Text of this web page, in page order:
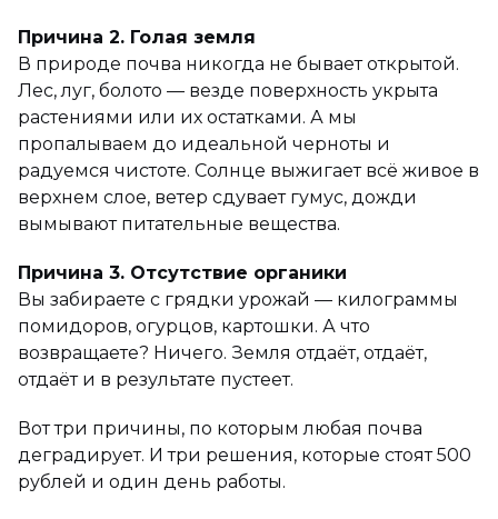
Причина 2. Голая земля
В природе почва никогда не бывает открытой.
Лес, луг, болото — везде поверхность укрыта
растениями или их остатками. А мы
пропалываем до идеальной черноты и
радуемся чистоте. Солнце выжигает всё живое в
верхнем слое, ветер сдувает гумус, дожди
вымывают питательные вещества.
Причина 3. Отсутствие органики
Вы забираете с грядки урожай — килограммы
помидоров, огурцов, картошки. А что
возвращаете? Ничего. Земля отдаёт, отдаёт,
отдаёт и в результате пустеет.
Вот три причины, по которым любая почва
деградирует. И три решения, которые стоят 500
рублей и один день работы.